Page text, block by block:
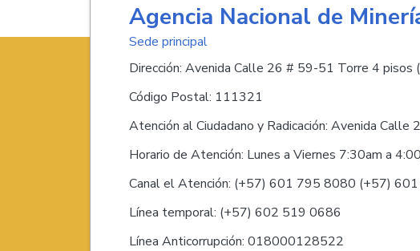
Agencia Nacional de
Sede principal
Dirección: Avenida Calle 26 # 59-51 Torre 4 pisos
Código Postal: 111321
Atención al Ciudadano y Radicación: Avenida
Horario de Atención: Lunes a Viernes 7:30am a
Canal el Atención: (+57) 601 795 8080 (+57)
Línea temporal: (+57) 602 519 0686
Línea Anticorrupción: 018000128522